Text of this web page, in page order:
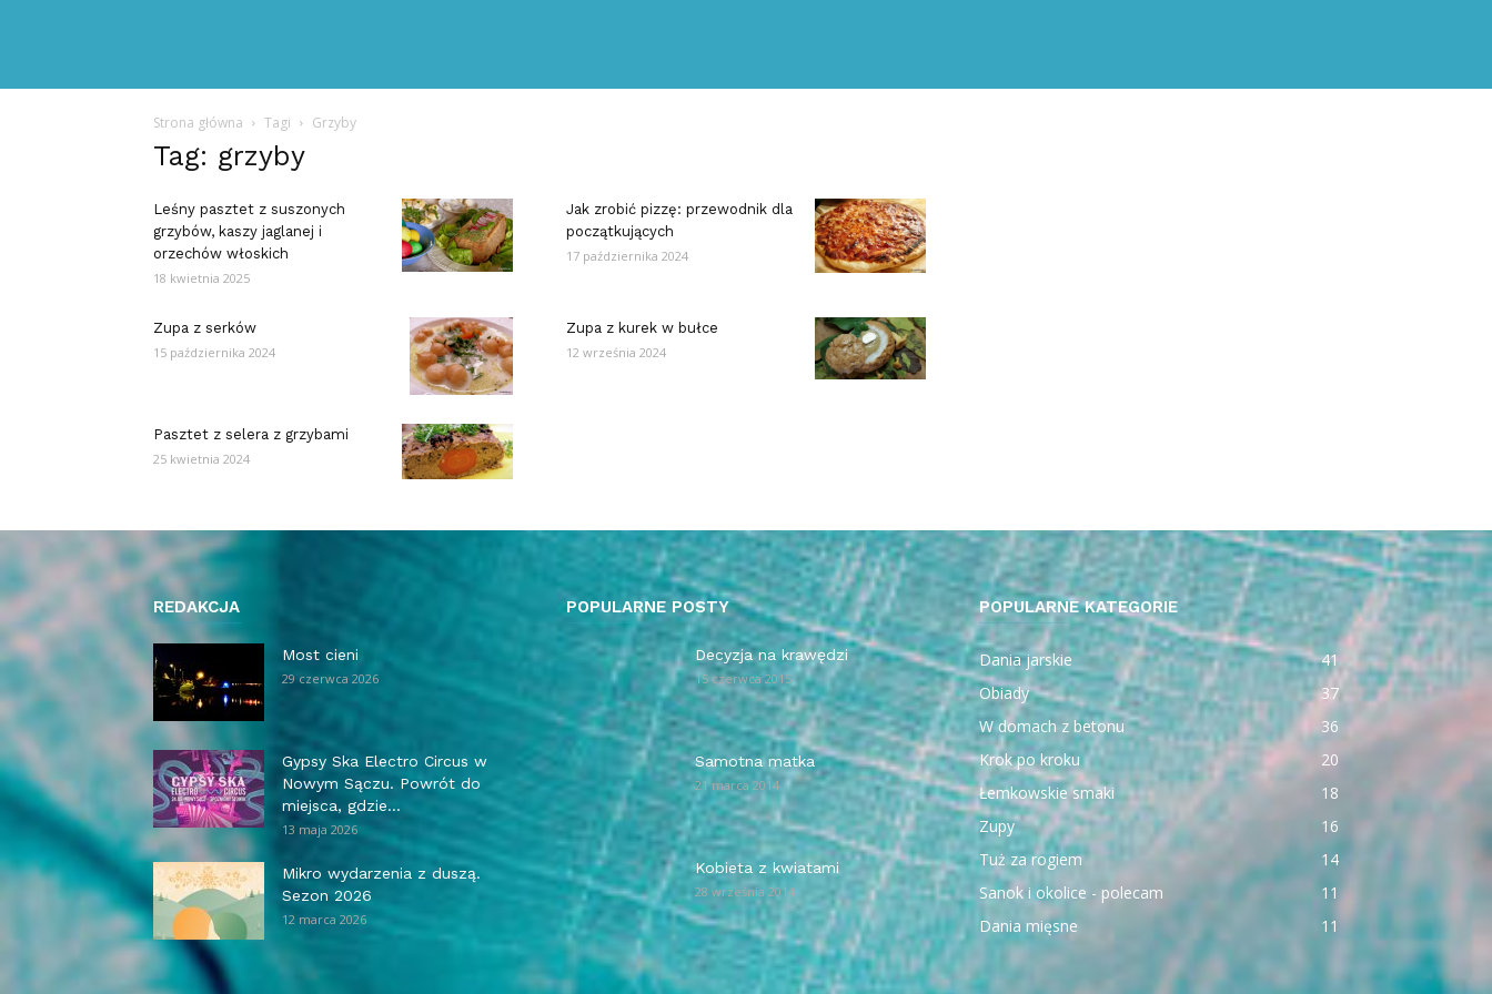
Strona główna Tagi Grzyby
Tag: grzyby
Leśny pasztet z suszonych
grzybów, kaszy jaglanej i
orzechów włoskich
18 kwietnia 2025
Jak zrobić pizzę: przewodnik dla
początkujących
17 października 2024
Zupa z serków
15 października 2024
Zupa z kurek w bułce
12 września 2024
Pasztet z selera z grzybami
25 kwietnia 2024
REDAKCJA
Most cieni
29 czerwca 2026
Gypsy Ska Electro Circus w
Nowym Sączu. Powrót do
miejsca, gdzie...
13 maja 2026
Mikro wydarzenia z duszą.
Sezon 2026
12 marca 2026
POPULARNE POSTY
Decyzja na krawędzi
15 czerwca 2015
Samotna matka
21 marca 2014
Kobieta z kwiatami
28 września 2014
POPULARNE KATEGORIE
Dania jarskie
41
Obiady
37
W domach z betonu
36
Krok po kroku
20
Łemkowskie smaki
18
Zupy
16
Tuż za rogiem
14
Sanok i okolice - polecam
11
Dania mięsne
11